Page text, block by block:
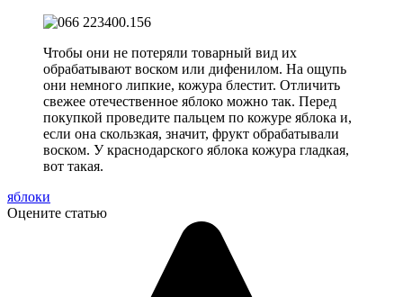
Чтобы они не потеряли товарный вид их
обрабатывают воском или дифенилом. На ощупь
они немного липкие, кожура блестит. Отличить
свежее отечественное яблоко можно так. Перед
покупкой проведите пальцем по кожуре яблока и,
если она скользкая, значит, фрукт обрабатывали
воском. У краснодарского яблока кожура гладкая,
вот такая.
яблоки
Оцените статью